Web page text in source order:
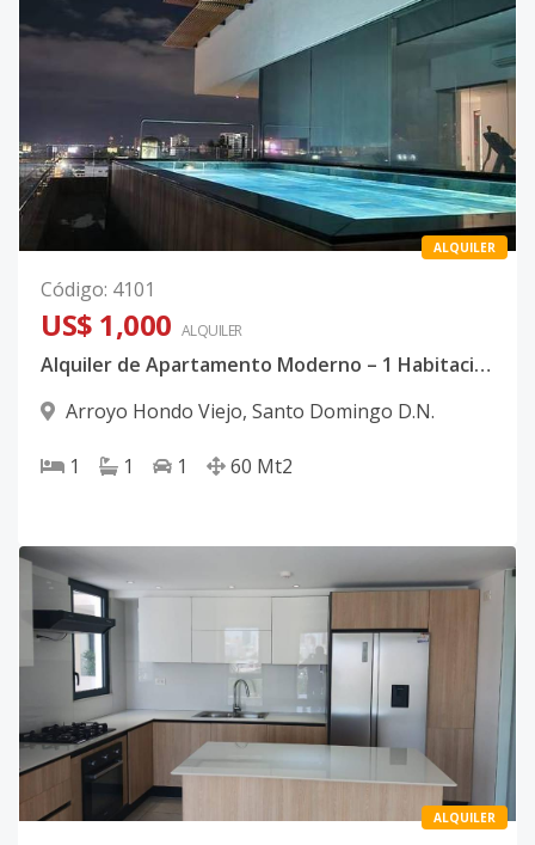
ALQUILER
Código: 4101
US$ 1,000 ALQUILER
Alquiler de Apartamento Moderno – 1 Habitación con linea blanca| Arroyo Hondo Viejo
Arroyo Hondo Viejo, Santo Domingo D.N.
1 1 1 60 Mt2
ALQUILER